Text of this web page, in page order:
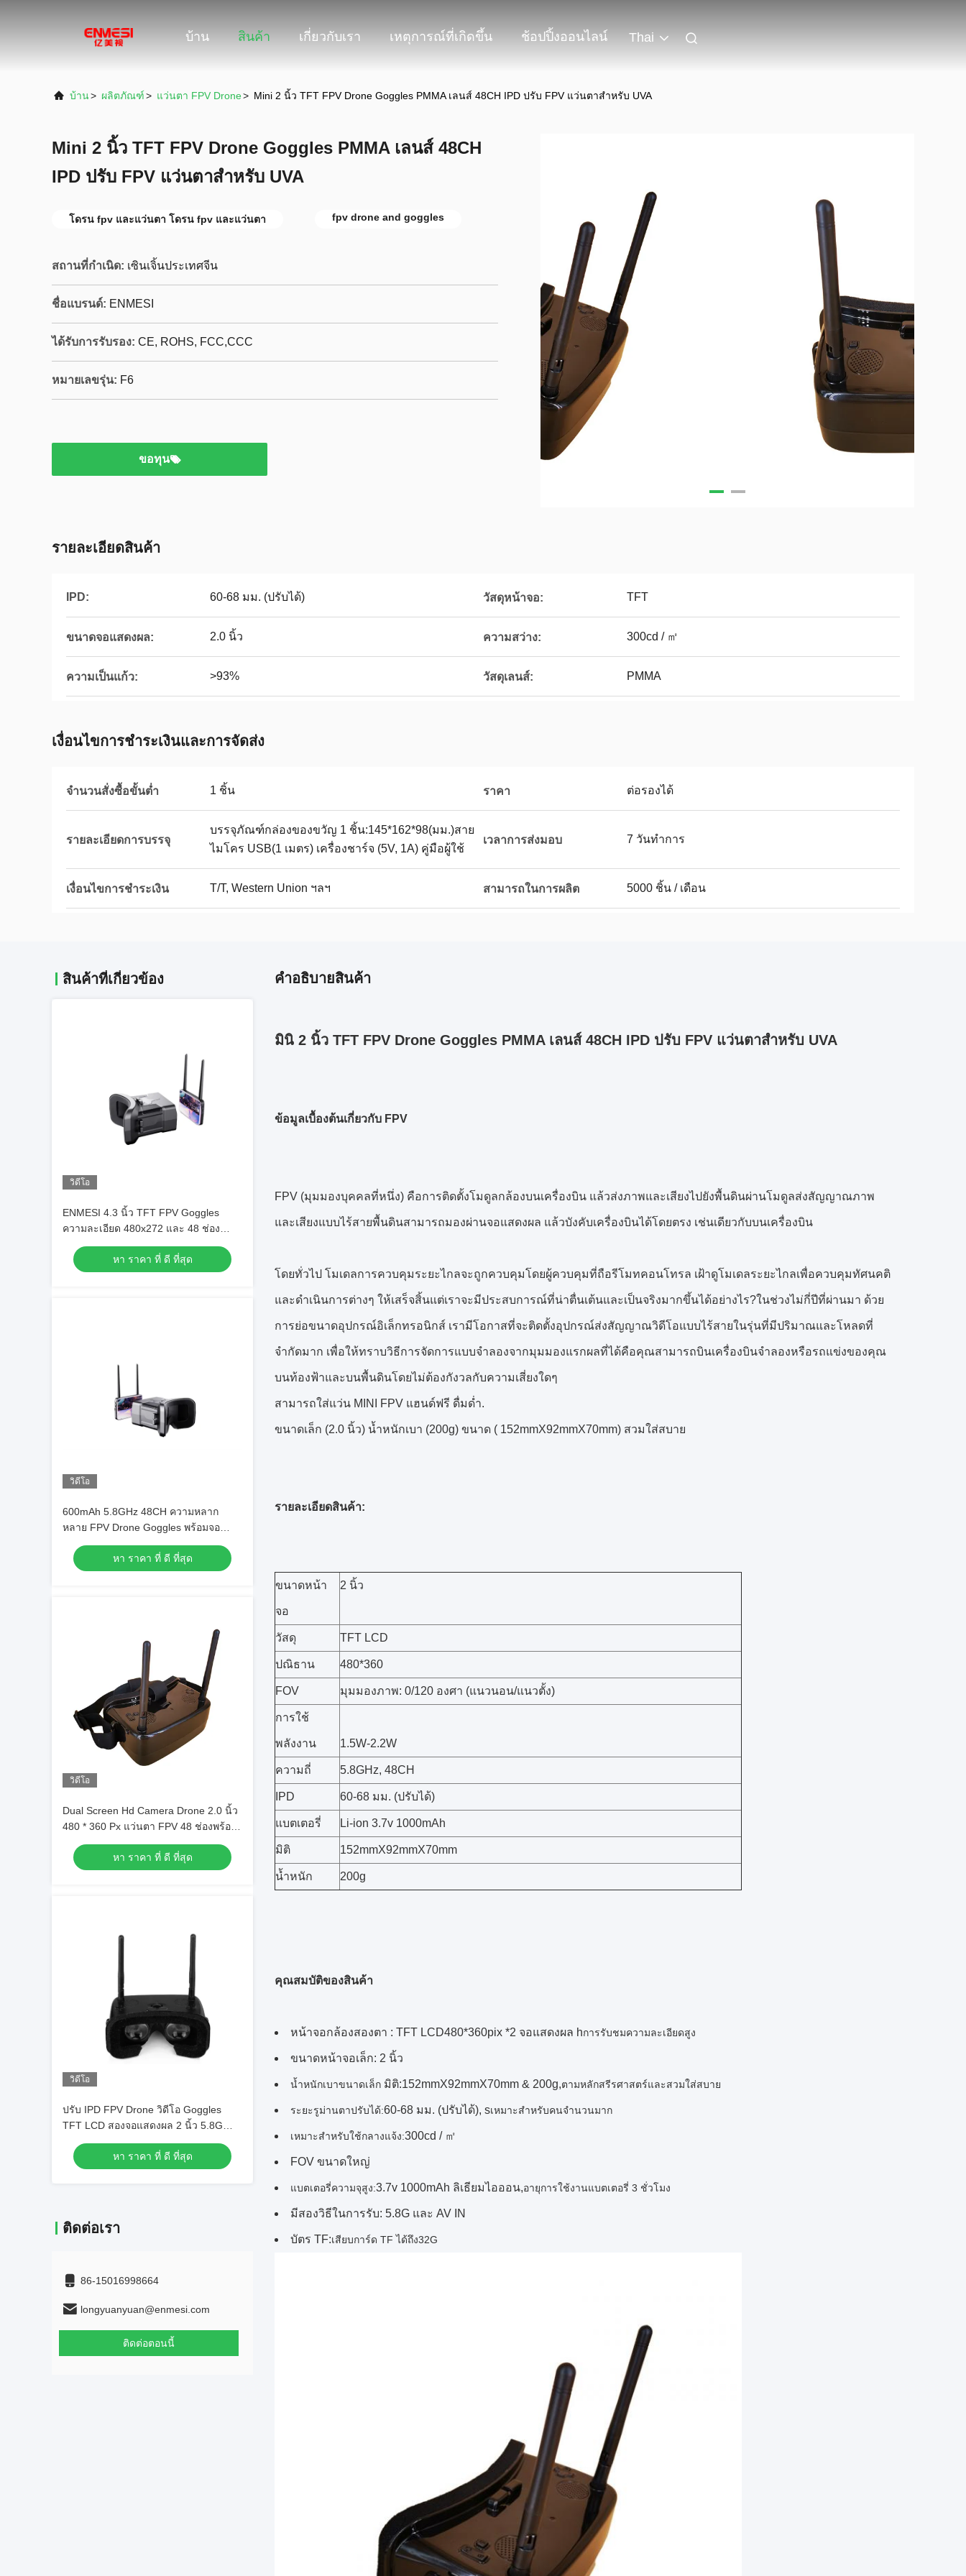
บ้าน สินค้า เกี่ยวกับเรา เหตุการณ์ที่เกิดขึ้น ช้อปปิ้งออนไลน์ Thai
บ้าน> ผลิตภัณฑ์> แว่นตา FPV Drone> Mini 2 นิ้ว TFT FPV Drone Goggles PMMA เลนส์ 48CH IPD ปรับ FPV แว่นตาสำหรับ UVA
Mini 2 นิ้ว TFT FPV Drone Goggles PMMA เลนส์ 48CH
IPD ปรับ FPV แว่นตาสำหรับ UVA
โดรน fpv และแว่นตา โดรน fpv และแว่นตา fpv drone and goggles
สถานที่กำเนิด: เซินเจิ้นประเทศจีน
ชื่อแบรนด์: ENMESI
ได้รับการรับรอง: CE, ROHS, FCC,CCC
หมายเลขรุ่น: F6
ขอทุน
รายละเอียดสินค้า
IPD: 60-68 มม. (ปรับได้) วัสดุหน้าจอ: TFT
ขนาดจอแสดงผล: 2.0 นิ้ว ความสว่าง: 300cd / ㎡
ความเป็นแก้ว: >93% วัสดุเลนส์: PMMA
เงื่อนไขการชําระเงินและการจัดส่ง
จำนวนสั่งซื้อขั้นต่ำ 1 ชิ้น ราคา ต่อรองได้
รายละเอียดการบรรจุ
บรรจุภัณฑ์กล่องของขวัญ 1 ชิ้น:145*162*98(มม.)สาย
ไมโคร USB(1 เมตร) เครื่องชาร์จ (5V, 1A) คู่มือผู้ใช้
เวลาการส่งมอบ 7 วันทำการ
เงื่อนไขการชำระเงิน T/T, Western Union ฯลฯ สามารถในการผลิต 5000 ชิ้น / เดือน
สินค้าที่เกี่ยวข้อง
วิดีโอ
ENMESI 4.3 นิ้ว TFT FPV Goggles
ความละเอียด 480x272 และ 48 ช่อง
สำหรับ Immersive Drone Flying
หา ราคา ที่ ดี ที่สุด
วิดีโอ
600mAh 5.8GHz 48CH ความหลาก
หลาย FPV Drone Goggles พร้อมจอ
480*272 TFT
หา ราคา ที่ ดี ที่สุด
วิดีโอ
Dual Screen Hd Camera Drone 2.0 นิ้ว
480 * 360 Px แว่นตา FPV 48 ช่องพร้อม
AV IN
หา ราคา ที่ ดี ที่สุด
วิดีโอ
ปรับ IPD FPV Drone วิดีโอ Goggles
TFT LCD สองจอแสดงผล 2 นิ้ว 5.8G
ความถี่
หา ราคา ที่ ดี ที่สุด
ติดต่อเรา
86-15016998664
longyuanyuan@enmesi.com
ติดต่อตอนนี้
คําอธิบายสินค้า
มินิ 2 นิ้ว TFT FPV Drone Goggles PMMA เลนส์ 48CH IPD ปรับ FPV แว่นตาสำหรับ UVA
ข้อมูลเบื้องต้นเกี่ยวกับ FPV
FPV (มุมมองบุคคลที่หนึ่ง) คือการติดตั้งโมดูลกล้องบนเครื่องบิน แล้วส่งภาพและเสียงไปยังพื้นดินผ่านโมดูลส่งสัญญาณภาพ
และเสียงแบบไร้สายพื้นดินสามารถมองผ่านจอแสดงผล แล้วบังคับเครื่องบินได้โดยตรง เช่นเดียวกับบนเครื่องบิน
โดยทั่วไป โมเดลการควบคุมระยะไกลจะถูกควบคุมโดยผู้ควบคุมที่ถือรีโมทคอนโทรล เฝ้าดูโมเดลระยะไกลเพื่อควบคุมทัศนคติ
และดำเนินการต่างๆ ให้เสร็จสิ้นแต่เราจะมีประสบการณ์ที่น่าตื่นเต้นและเป็นจริงมากขึ้นได้อย่างไร?ในช่วงไม่กี่ปีที่ผ่านมา ด้วย
การย่อขนาดอุปกรณ์อิเล็กทรอนิกส์ เรามีโอกาสที่จะติดตั้งอุปกรณ์ส่งสัญญาณวิดีโอแบบไร้สายในรุ่นที่มีปริมาณและโหลดที่
จำกัดมาก เพื่อให้ทราบวิธีการจัดการแบบจำลองจากมุมมองแรกผลที่ได้คือคุณสามารถบินเครื่องบินจำลองหรือรถแข่งของคุณ
บนท้องฟ้าและบนพื้นดินโดยไม่ต้องกังวลกับความเสี่ยงใดๆ
สามารถใส่แว่น MINI FPV แฮนด์ฟรี ดื่มด่ำ.
ขนาดเล็ก (2.0 นิ้ว) น้ำหนักเบา (200g) ขนาด ( 152mmX92mmX70mm) สวมใส่สบาย
รายละเอียดสินค้า:
ขนาดหน้า
จอ
2 นิ้ว
วัสดุ TFT LCD
ปณิธาน 480*360
FOV มุมมองภาพ: 0/120 องศา (แนวนอน/แนวตั้ง)
การใช้
พลังงาน 1.5W-2.2W
ความถี่ 5.8GHz, 48CH
IPD 60-68 มม. (ปรับได้)
แบตเตอรี่ Li-ion 3.7v 1000mAh
มิติ 152mmX92mmX70mm
น้ำหนัก 200g
คุณสมบัติของสินค้า
หน้าจอกล้องสองตา : TFT LCD480*360pix *2 จอแสดงผล hการรับชมความละเอียดสูง
ขนาดหน้าจอเล็ก: 2 นิ้ว
น้ำหนักเบาขนาดเล็ก มิติ:152mmX92mmX70mm & 200g,ตามหลักสรีรศาสตร์และสวมใส่สบาย
ระยะรูม่านตาปรับได้:60-68 มม. (ปรับได้), sเหมาะสำหรับคนจำนวนมาก
เหมาะสำหรับใช้กลางแจ้ง:300cd / ㎡
FOV ขนาดใหญ่
แบตเตอรี่ความจุสูง:3.7v 1000mAh ลิเธียมไอออน,อายุการใช้งานแบตเตอรี่ 3 ชั่วโมง
มีสองวิธีในการรับ: 5.8G และ AV IN
บัตร TF:เสียบการ์ด TF ได้ถึง32G